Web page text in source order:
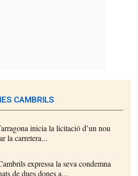
CAMBRILS
inicia la licitació d’un nou
la carretera...
expressa la seva condemna
de dues dones a...